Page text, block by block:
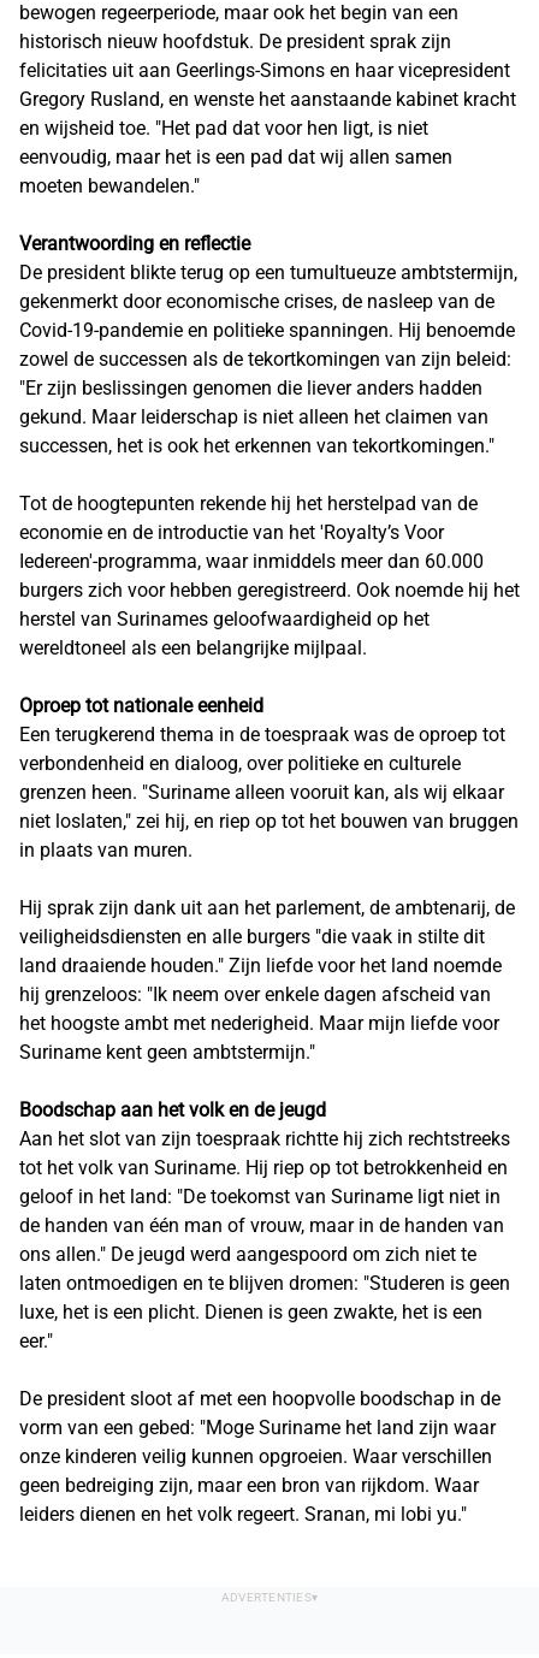
bewogen regeerperiode, maar ook het begin van een
historisch nieuw hoofdstuk. De president sprak zijn
felicitaties uit aan Geerlings-Simons en haar vicepresident
Gregory Rusland, en wenste het aanstaande kabinet kracht
en wijsheid toe. "Het pad dat voor hen ligt, is niet
eenvoudig, maar het is een pad dat wij allen samen
moeten bewandelen."
Verantwoording en reflectie
De president blikte terug op een tumultueuze ambtstermijn,
gekenmerkt door economische crises, de nasleep van de
Covid-19-pandemie en politieke spanningen. Hij benoemde
zowel de successen als de tekortkomingen van zijn beleid:
"Er zijn beslissingen genomen die liever anders hadden
gekund. Maar leiderschap is niet alleen het claimen van
successen, het is ook het erkennen van tekortkomingen."
Tot de hoogtepunten rekende hij het herstelpad van de
economie en de introductie van het 'Royalty’s Voor
Iedereen'-programma, waar inmiddels meer dan 60.000
burgers zich voor hebben geregistreerd. Ook noemde hij het
herstel van Surinames geloofwaardigheid op het
wereldtoneel als een belangrijke mijlpaal.
Oproep tot nationale eenheid
Een terugkerend thema in de toespraak was de oproep tot
verbondenheid en dialoog, over politieke en culturele
grenzen heen. "Suriname alleen vooruit kan, als wij elkaar
niet loslaten," zei hij, en riep op tot het bouwen van bruggen
in plaats van muren.
Hij sprak zijn dank uit aan het parlement, de ambtenarij, de
veiligheidsdiensten en alle burgers "die vaak in stilte dit
land draaiende houden." Zijn liefde voor het land noemde
hij grenzeloos: "Ik neem over enkele dagen afscheid van
het hoogste ambt met nederigheid. Maar mijn liefde voor
Suriname kent geen ambtstermijn."
Boodschap aan het volk en de jeugd
Aan het slot van zijn toespraak richtte hij zich rechtstreeks
tot het volk van Suriname. Hij riep op tot betrokkenheid en
geloof in het land: "De toekomst van Suriname ligt niet in
de handen van één man of vrouw, maar in de handen van
ons allen." De jeugd werd aangespoord om zich niet te
laten ontmoedigen en te blijven dromen: "Studeren is geen
luxe, het is een plicht. Dienen is geen zwakte, het is een
eer."
De president sloot af met een hoopvolle boodschap in de
vorm van een gebed: "Moge Suriname het land zijn waar
onze kinderen veilig kunnen opgroeien. Waar verschillen
geen bedreiging zijn, maar een bron van rijkdom. Waar
leiders dienen en het volk regeert. Sranan, mi lobi yu."